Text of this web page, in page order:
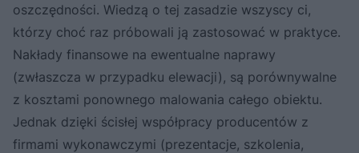
oszczędności. Wiedzą o tej zasadzie wszyscy ci,
którzy choć raz próbowali ją zastosować w praktyce.
Nakłady finansowe na ewentualne naprawy
(zwłaszcza w przypadku elewacji), są porównywalne
z kosztami ponownego malowania całego obiektu.
Jednak dzięki ścisłej współpracy producentów z
firmami wykonawczymi (prezentacje, szkolenia,